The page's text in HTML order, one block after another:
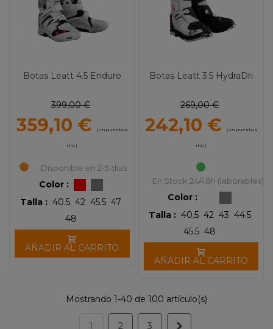
Botas Leatt 4.5 Enduro
399,00 €
359,10 € (impuestos
inc.)
Disponible en 2-5 días
Color :
Talla : 40.5 42 45.5 47
48
AÑADIR AL CARRITO
Botas Leatt 3.5 HydraDri
269,00 €
242,10 € (impuestos
inc.)
En Stock 24/48h (laborables)
Color :
Talla : 40.5 42 43 44.5
45.5 48
AÑADIR AL CARRITO
Mostrando 1-40 de 100 artículo(s)
1 2 3